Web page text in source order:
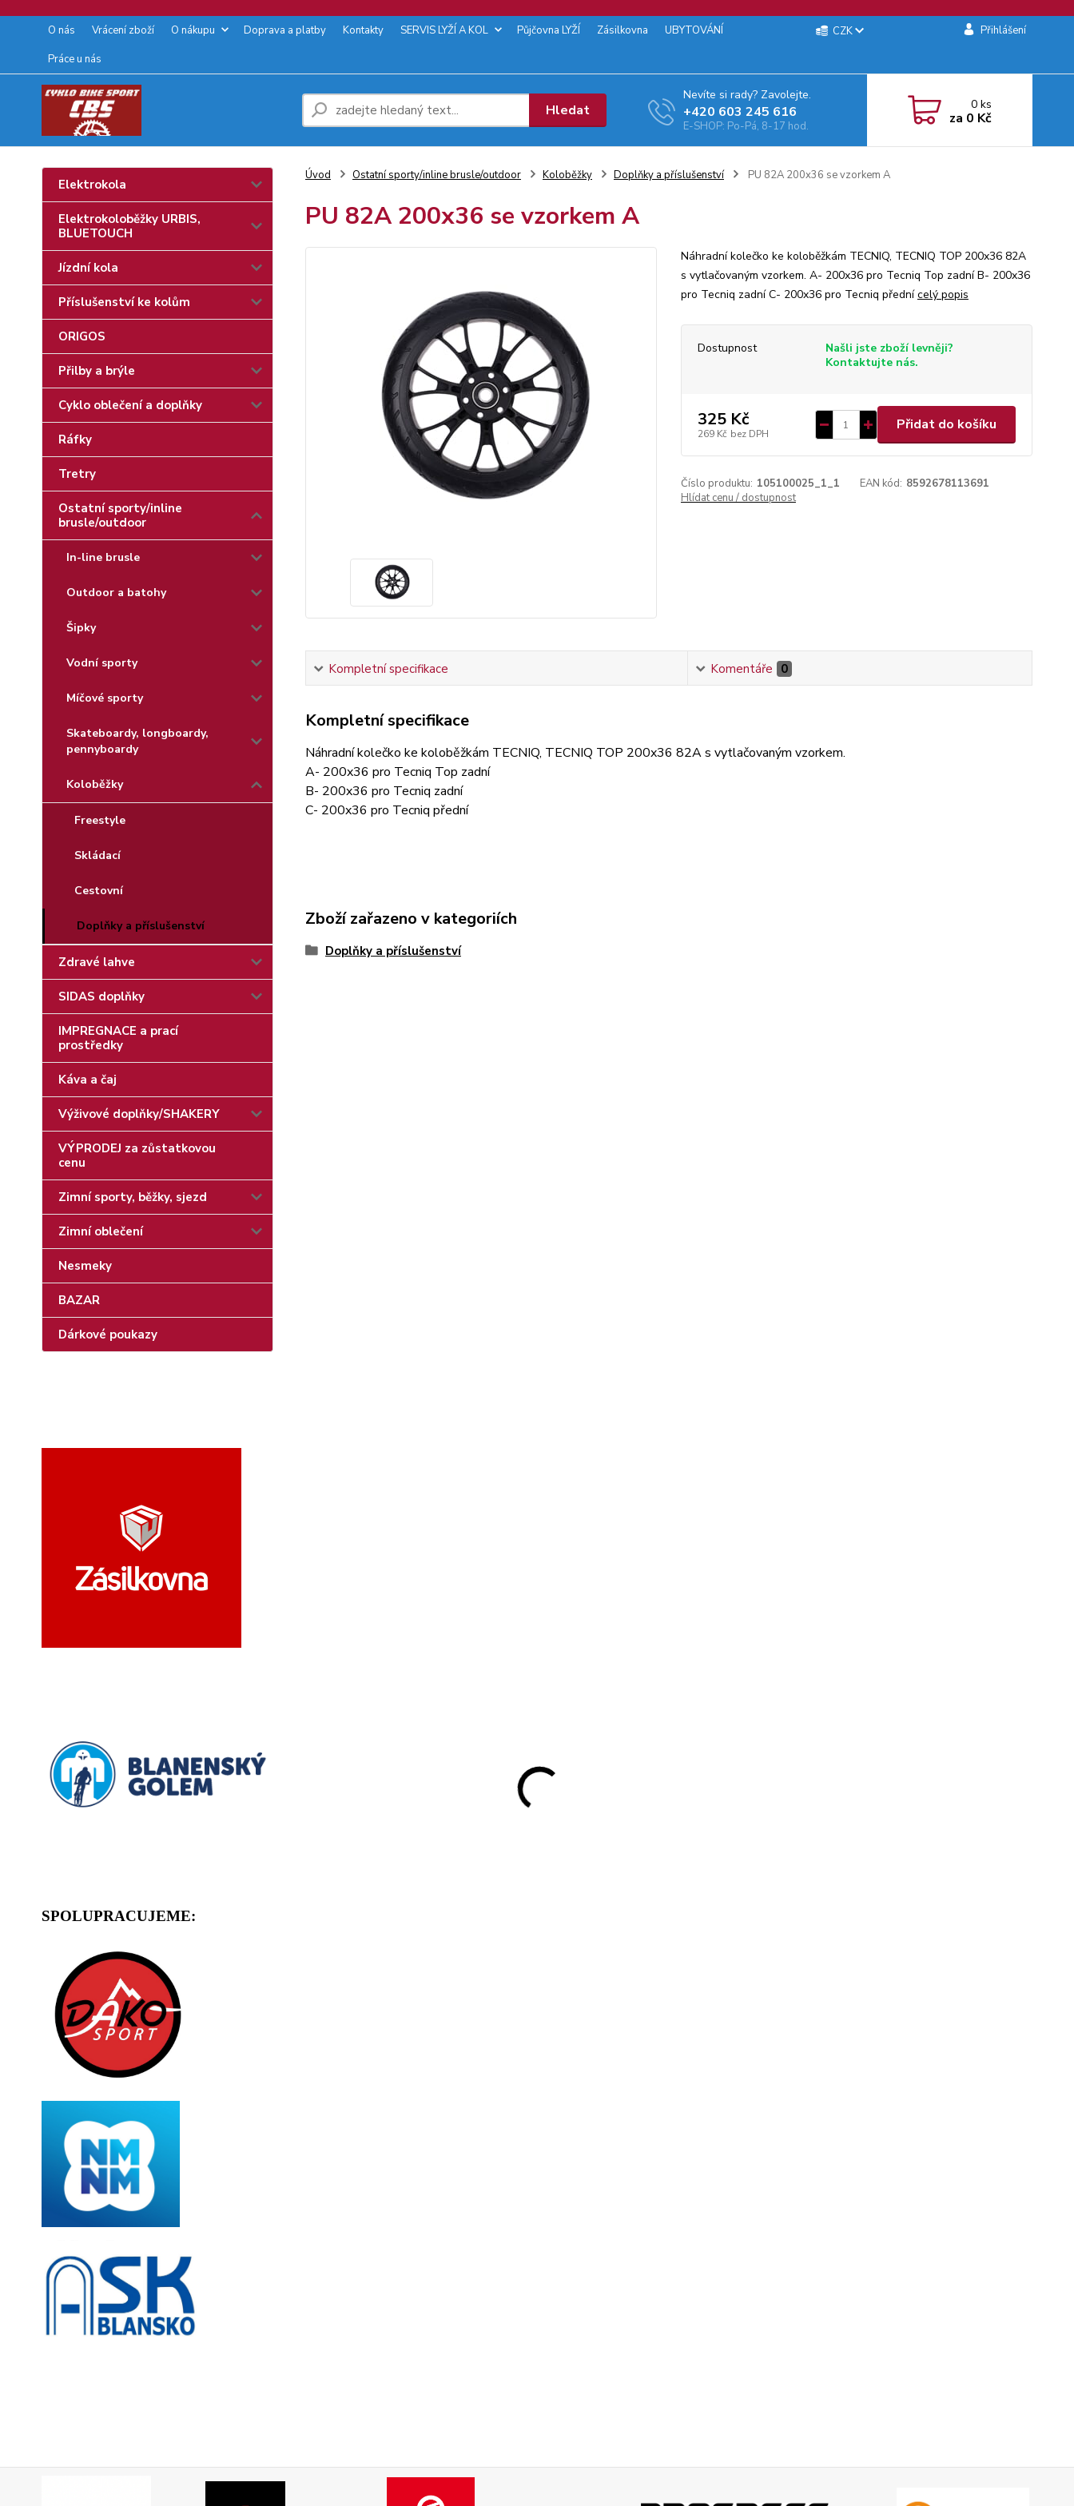
O nás Vrácení zboží O nákupu Doprava a platby Kontakty SERVIS LYŽÍ A KOL Půjčovna LYŽÍ Zásilkovna
UBYTOVÁNÍ
Práce u nás
CZK Přihlášení
Hledat
Nevíte si rady? Zavolejte.
+‭420 603 245 616‬
E-SHOP: Po-Pá, 8-17 hod.
0ks
za 0 Kč
Elektrokola
Elektrokoloběžky URBIS,
BLUETOUCH
Jízdní kola
Příslušenství ke kolům
ORIGOS
Přilby a brýle
Cyklo oblečení a doplňky
Ráfky
Tretry
Ostatní sporty/inline
brusle/outdoor
In-line brusle
Outdoor a batohy
Šipky
Vodní sporty
Míčové sporty
Skateboardy, longboardy,
pennyboardy
Koloběžky
Freestyle
Skládací
Cestovní
Doplňky a příslušenství
Zdravé lahve
SIDAS doplňky
IMPREGNACE a prací
prostředky
Káva a čaj
Výživové doplňky/SHAKERY
VÝPRODEJ za zůstatkovou
cenu
Zimní sporty, běžky, sjezd
Zimní oblečení
Nesmeky
BAZAR
Dárkové poukazy
SPOLUPRACUJEME:
Úvod Ostatní sporty/inline brusle/outdoor Koloběžky Doplňky a příslušenství PU 82A 200x36 se vzorkem A
PU 82A 200x36 se vzorkem A
Náhradní kolečko ke koloběžkám TECNIQ, TECNIQ TOP 200x36 82A
s vytlačovaným vzorkem. A- 200x36 pro Tecniq Top zadní B- 200x36
pro Tecniq zadní C- 200x36 pro Tecniq přednícelý popis
Dostupnost
Našli jste zboží levněji?
Kontaktujte nás.
325 Kč
269 Kč bez DPH
Přidat do košíku
Číslo produktu: 105100025_1_1 EAN kód: 8592678113691
Hlídat cenu / dostupnost
Kompletní specifikace Komentáře 0
Kompletní specifikace
Náhradní kolečko ke koloběžkám TECNIQ, TECNIQ TOP 200x36 82A s vytlačovaným vzorkem.
A- 200x36 pro Tecniq Top zadní
B- 200x36 pro Tecniq zadní
C- 200x36 pro Tecniq přední
Zboží zařazeno v kategoriích
Doplňky a příslušenství